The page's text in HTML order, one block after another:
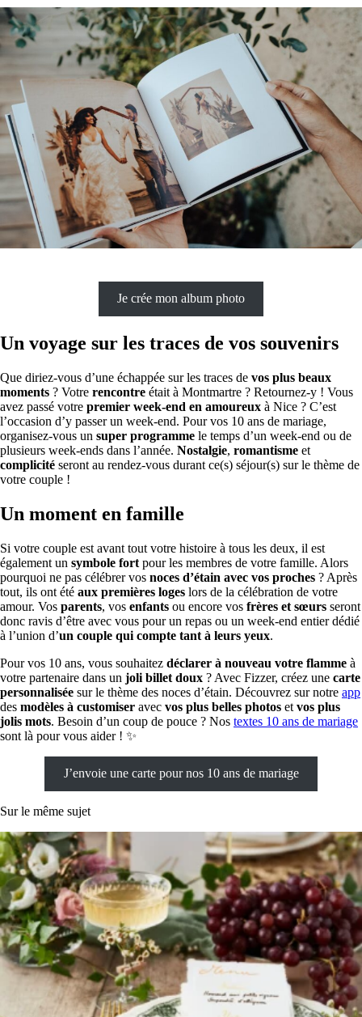
Je crée mon album photo
Un voyage sur les traces de vos souvenirs
Que diriez-vous d’une échappée sur les traces de vos plus beaux
moments ? Votre rencontre était à Montmartre ? Retournez-y ! Vous
avez passé votre premier week-end en amoureux à Nice ? C’est
l’occasion d’y passer un week-end. Pour vos 10 ans de mariage,
organisez-vous un super programme le temps d’un week-end ou de
plusieurs week-ends dans l’année. Nostalgie, romantisme et
complicité seront au rendez-vous durant ce(s) séjour(s) sur le thème de
votre couple !
Un moment en famille
Si votre couple est avant tout votre histoire à tous les deux, il est
également un symbole fort pour les membres de votre famille. Alors
pourquoi ne pas célébrer vos noces d’étain avec vos proches ? Après
tout, ils ont été aux premières loges lors de la célébration de votre
amour. Vos parents, vos enfants ou encore vos frères et sœurs seront
donc ravis d’être avec vous pour un repas ou un week-end entier dédié
à l’union d’un couple qui compte tant à leurs yeux.
Pour vos 10 ans, vous souhaitez déclarer à nouveau votre flamme à
votre partenaire dans un joli billet doux ? Avec Fizzer, créez une carte
personnalisée sur le thème des noces d’étain. Découvrez sur notre app
des modèles à customiser avec vos plus belles photos et vos plus
jolis mots. Besoin d’un coup de pouce ? Nos textes 10 ans de mariage
sont là pour vous aider ! ✨
J’envoie une carte pour nos 10 ans de mariage
Sur le même sujet